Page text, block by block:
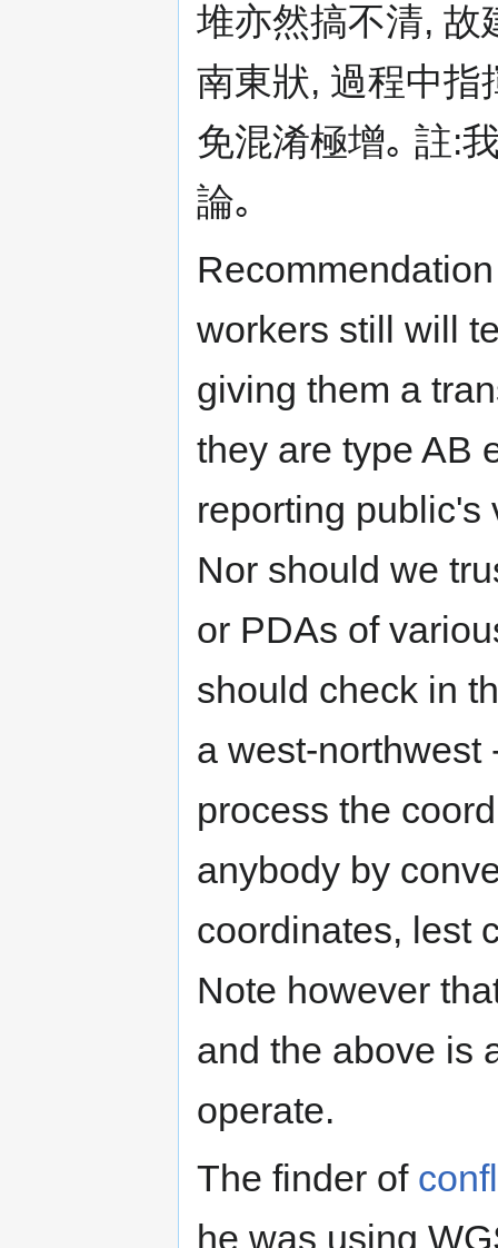
堆亦然搞不清, 故
南東狀, 過程中指
免混淆極增｡ 註:
論｡
workers still will
giving them a
they are type AB
reporting public's
Nor should we
or PDAs of
should check in
a west-northwest
process the
anybody by
coordinates, lest
Note however
and the above is
operate.
The finder of
he was using